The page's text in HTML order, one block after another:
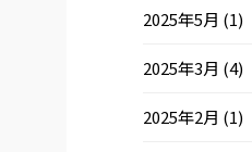
2025年5月 (1)
2025年3月 (4)
2025年2月 (1)